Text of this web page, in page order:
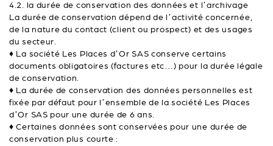
4.2. la durée de conservation des données et l’archivage
La durée de conservation dépend de l’activité concernée,
de la nature du contact (client ou prospect) et des usages
du secteur.
♦ La société Les Places d’Or SAS conserve certains
documents obligatoires (factures etc…) pour la durée légale
de conservation.
♦ La durée de conservation des données personnelles est
fixée par défaut pour l’ensemble de la société Les Places
d’Or SAS pour une durée de 6 ans.
♦ Certaines données sont conservées pour une durée de
conservation plus courte :